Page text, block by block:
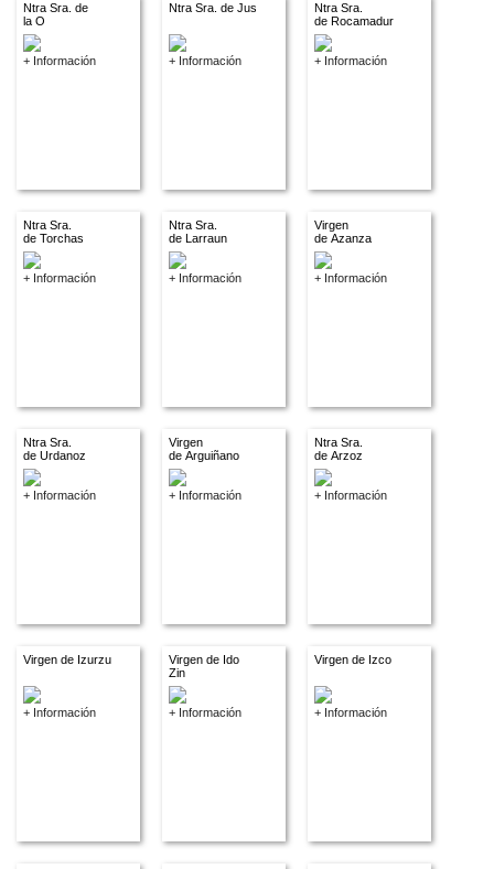
Ntra Sra. de
la O
+ Información
Ntra Sra. de Jus
+ Información
Ntra Sra.
de Rocamadur
+ Información
Ntra Sra.
de Torchas
+ Información
Ntra Sra.
de Larraun
+ Información
Virgen
de Azanza
+ Información
Ntra Sra.
de Urdanoz
+ Información
Virgen
de Arguiñano
+ Información
Ntra Sra.
de Arzoz
+ Información
Virgen de Izurzu
+ Información
Virgen de Ido
Zin
+ Información
Virgen de Izco
+ Información